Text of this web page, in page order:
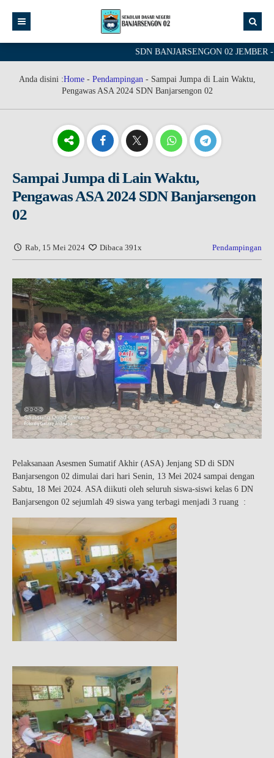
SDN BANJARSENGON 02 JEMBER -
Anda disini :Home- Pendampingan- Sampai Jumpa di Lain Waktu,
Pengawas ASA 2024 SDN Banjarsengon 02
Sampai Jumpa di Lain Waktu,
Pengawas ASA 2024 SDN Banjarsengon
02
Rab, 15 Mei 2024 Dibaca 391x Pendampingan
Pelaksanaan Asesmen Sumatif Akhir (ASA) Jenjang SD di SDN
Banjarsengon 02 dimulai dari hari Senin, 13 Mei 2024 sampai dengan
Sabtu, 18 Mei 2024. ASA diikuti oleh seluruh siswa-siswi kelas 6 DN
Banjarsengon 02 sejumlah 49 siswa yang terbagi menjadi 3 ruang :